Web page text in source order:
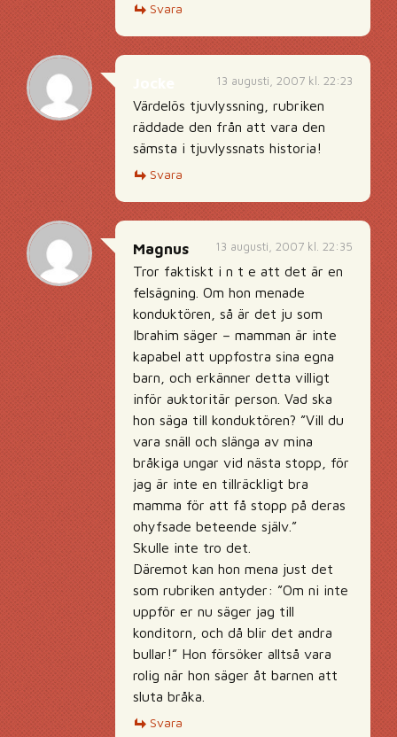
Svara
13 augusti, 2007 kl. 22:23
Värdelös tjuvlyssning, rubriken
räddade den från att vara den
sämsta i tjuvlyssnats historia!
Svara
13 augusti, 2007 kl. 22:35
Magnus
Tror faktiskt i n t e att det är en
felsägning. Om hon menade
konduktören, så är det ju som
Ibrahim säger – mamman är inte
kapabel att uppfostra sina egna
barn, och erkänner detta villigt
inför auktoritär person. Vad ska
hon säga till konduktören? ”Vill du
vara snäll och slänga av mina
bråkiga ungar vid nästa stopp, för
jag är inte en tillräckligt bra
mamma för att få stopp på deras
ohyfsade beteende själv.”
Skulle inte tro det.
Däremot kan hon mena just det
som rubriken antyder: ”Om ni inte
uppför er nu säger jag till
konditorn, och då blir det andra
bullar!” Hon försöker alltså vara
rolig när hon säger åt barnen att
sluta bråka.
Svara